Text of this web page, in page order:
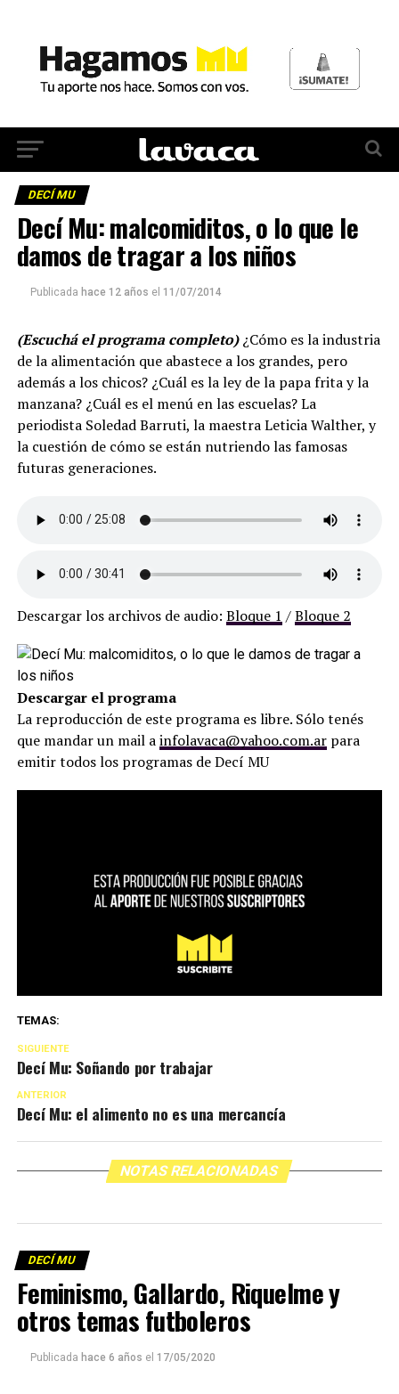
DECÍ MU
Decí Mu: malcomiditos, o lo que le
damos de tragar a los niños
Publicada hace 12 años el 11/07/2014
(Escuchá el programa completo)¿Cómo es la industria
de la alimentación que abastece a los grandes, pero
además a los chicos? ¿Cuál es la ley de la papa frita y la
manzana? ¿Cuál es el menú en las escuelas? La
periodista Soledad Barruti, la maestra Leticia Walther, y
la cuestión de cómo se están nutriendo las famosas
futuras generaciones.
Descargar los archivos de audio: Bloque 1 /Bloque 2
Descargar el programa
La reproducción de este programa es libre. Sólo tenés
que mandar un mail ainfolavaca@yahoo.com.arpara
emitir todos los programas de Decí MU
TEMAS:
SIGUIENTE
Decí Mu: Soñando por trabajar
ANTERIOR
Decí Mu: el alimento no es una mercancía
NOTAS RELACIONADAS
DECÍ MU
Feminismo, Gallardo, Riquelme y
otros temas futboleros
Publicada hace 6 años el 17/05/2020